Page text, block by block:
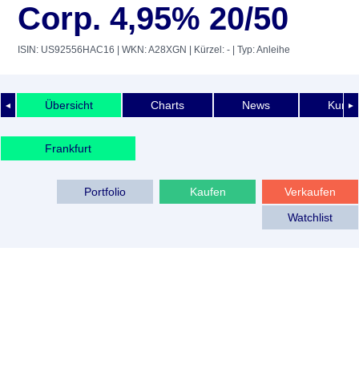
Corp. 4,95% 20/50
ISIN: US92556HAC16 | WKN: A28XGN | Kürzel: - | Typ: Anleihe
◄ ►
Übersicht Charts News
Frankfurt
Verkaufen
Kaufen
Portfolio
Watchlist